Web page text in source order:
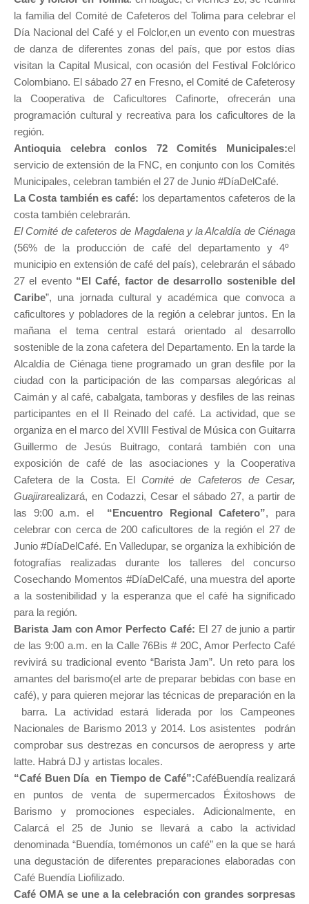
la familia del Comité de Cafeteros del Tolima para celebrar el
Día Nacional del Café y el Folclor,en un evento con muestras
de danza de diferentes zonas del país, que por estos días
visitan la Capital Musical, con ocasión del Festival Folclórico
Colombiano. El sábado 27 en Fresno, el Comité de Cafeterosy
la Cooperativa de Caficultores Cafinorte, ofrecerán una
programación cultural y recreativa para los caficultores de la
región.
Antioquia celebra conlos 72 Comités Municipales:el
servicio de extensión de la FNC, en conjunto con los Comités
Municipales, celebran también el 27 de Junio #DíaDelCafé.
La Costa también es café: los departamentos cafeteros de la
costa también celebrarán.
El Comité de cafeteros de Magdalena y la Alcaldía de Ciénaga
(56% de la producción de café del departamento y 4º
municipio en extensión de café del país), celebrarán el sábado
27 el evento “El Café, factor de desarrollo sostenible del
Caribe”, una jornada cultural y académica que convoca a
caficultores y pobladores de la región a celebrar juntos. En la
mañana el tema central estará orientado al desarrollo
sostenible de la zona cafetera del Departamento. En la tarde la
Alcaldía de Ciénaga tiene programado un gran desfile por la
ciudad con la participación de las comparsas alegóricas al
Caimán y al café, cabalgata, tamboras y desfiles de las reinas
participantes en el II Reinado del café. La actividad, que se
organiza en el marco del XVIII Festival de Música con Guitarra
Guillermo de Jesús Buitrago, contará también con una
exposición de café de las asociaciones y la Cooperativa
Cafetera de la Costa. ElComité de Cafeteros de Cesar,
Guajirarealizará, en Codazzi, Cesar el sábado 27, a partir de
las 9:00 a.m. el “Encuentro Regional Cafetero”, para
celebrar con cerca de 200 caficultores de la región el 27 de
Junio #DíaDelCafé. En Valledupar, se organiza la exhibición de
fotografías realizadas durante los talleres del concurso
Cosechando Momentos #DíaDelCafé, una muestra del aporte
a la sostenibilidad y la esperanza que el café ha significado
para la región.
Barista Jam con Amor Perfecto Café: El 27 de junio a partir
de las 9:00 a.m. en la Calle 76Bis # 20C, Amor Perfecto Café
revivirá su tradicional evento “Barista Jam”. Un reto para los
amantes del barismo(el arte de preparar bebidas con base en
café), y para quieren mejorar las técnicas de preparación en la
barra. La actividad estará liderada por los Campeones
Nacionales de Barismo 2013 y 2014. Los asistentes podrán
comprobar sus destrezas en concursos de aeropress y arte
latte. Habrá DJ y artistas locales.
“Café Buen Día en Tiempo de Café”:CaféBuendía realizará
en puntos de venta de supermercados Éxitoshows de
Barismo y promociones especiales. Adicionalmente, en
Calarcá el 25 de Junio se llevará a cabo la actividad
denominada “Buendía, tomémonos un café” en la que se hará
una degustación de diferentes preparaciones elaboradas con
Café Buendía Liofilizado.
Café OMA se une a la celebración con grandes sorpresas